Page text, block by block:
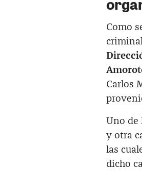
Como
Carlos
Uno de
y otra
las
dicho